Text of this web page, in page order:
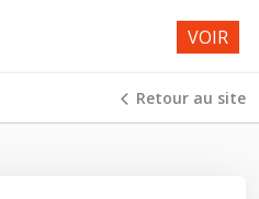
Retour au site
VOIR